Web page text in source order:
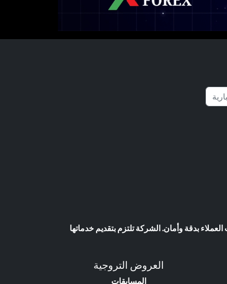
بدقة وأمان. الشركة تلتزم بتقديم خدماتها
العروض التروجية
المسابقات